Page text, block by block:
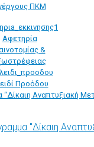
ΠΚΜ
Αφετηρία
&
Προόδου
Αναπτυξιακή
"Δίκαιη